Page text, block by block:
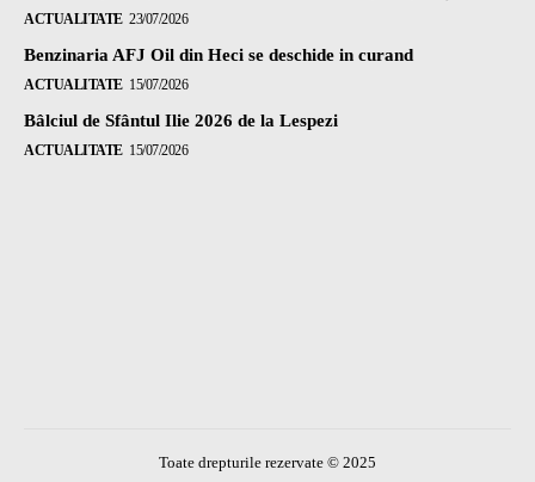
ACTUALITATE 23/07/2026
Benzinaria AFJ Oil din Heci se deschide in curand
ACTUALITATE 15/07/2026
Bâlciul de Sfântul Ilie 2026 de la Lespezi
ACTUALITATE 15/07/2026
Toate drepturile rezervate © 2025